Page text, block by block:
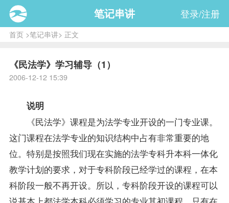
笔记串讲 登录/注册
首页>笔记串讲> 正文
《民法学》学习辅导（1）
2006-12-12 15:39
说明
《民法学》 课程是为法学专业开设的一门专业课。
这门课程在法学专业的知识结构中占有非常重要的地
位。特别是按照我们现在实施的法学专科升本科一体化
教学计划的要求，对于专科阶段已经学过的课程，在本
科阶段一般不再开设。所以，专科阶段开设的课程可以